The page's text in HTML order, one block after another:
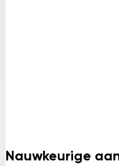
Nauwkeurige